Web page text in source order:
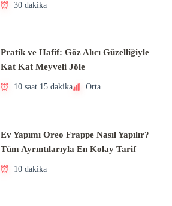
30 dakika
Pratik ve Hafif: Göz Alıcı Güzelliğiyle
Kat Kat Meyveli Jöle
10 saat 15 dakika Orta
Ev Yapımı Oreo Frappe Nasıl Yapılır?
Tüm Ayrıntılarıyla En Kolay Tarif
10 dakika